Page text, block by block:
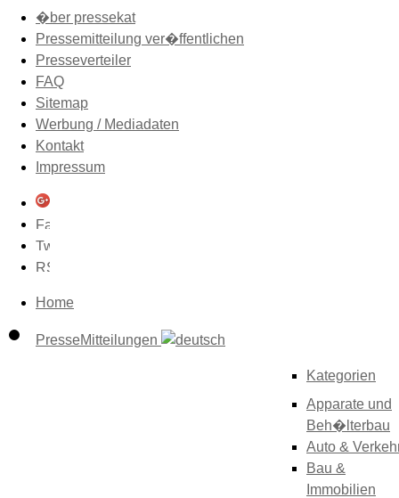
�ber pressekat
Pressemitteilung ver�ffentlichen
Presseverteiler
FAQ
Sitemap
Werbung / Mediadaten
Kontakt
Impressum
Home
PresseMitteilungen
Kategorien
Apparate und
Beh�lterbau
Auto &
Bau &
Immobilien